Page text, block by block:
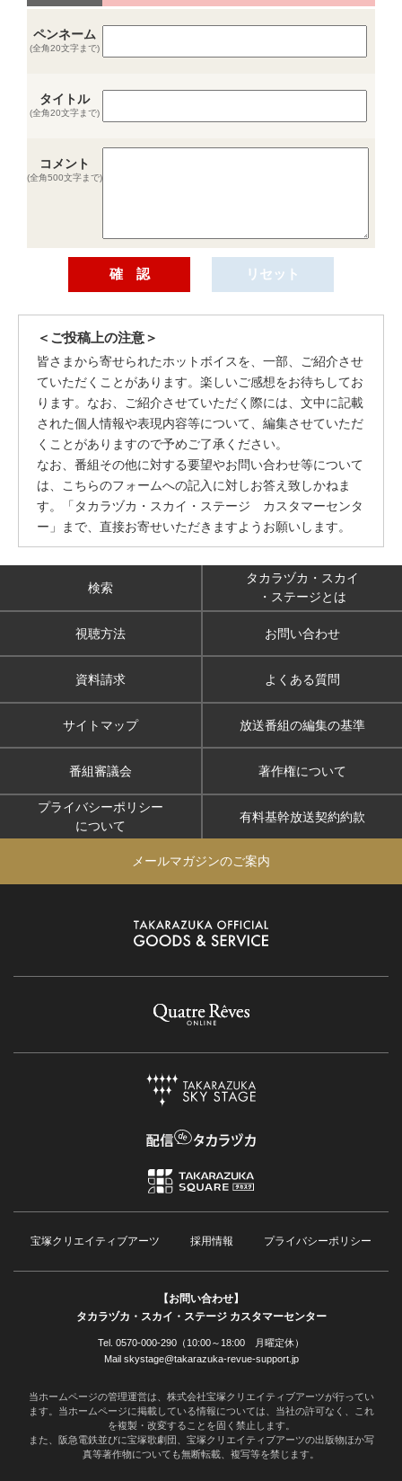
ペンネーム
(全角20文字まで)
タイトル
(全角20文字まで)
コメント
(全角500文字まで)
＜ご投稿上の注意＞
皆さまから寄せられたホットボイスを、一部、ご紹介させ
ていただくことがあります。楽しいご感想をお待ちしてお
ります。なお、ご紹介させていただく際には、文中に記載
された個人情報や表現内容等について、編集させていただ
くことがありますので予めご了承ください。
なお、番組その他に対する要望やお問い合わせ等について
は、こちらのフォームへの記入に対しお答え致しかねま
す。「タカラヅカ・スカイ・ステージ カスタマーセンタ
ー」まで、直接お寄せいただきますようお願いします。
検索
タカラヅカ・スカイ
・ステージとは
視聴方法 お問い合わせ
資料請求 よくある質問
サイトマップ 放送番組の編集の基準
番組審議会 著作権について
プライバシーポリシー
について
有料基幹放送契約約款
メールマガジンのご案内
宝塚クリエイティブアーツ 採用情報 プライバシーポリシー
【お問い合わせ】
タカラヅカ・スカイ・ステージ カスタマーセンター
Tel. 0570-000-290（10:00～18:00 月曜定休）
Mail skystage@takarazuka-revue-support.jp
当ホームページの管理運営は、株式会社宝塚クリエイティブアーツが行ってい
ます。当ホームページに掲載している情報については、当社の許可なく、これ
を複製・改変することを固く禁止します。
また、阪急電鉄並びに宝塚歌劇団、宝塚クリエイティブアーツの出版物ほか写
真等著作物についても無断転載、複写等を禁じます。